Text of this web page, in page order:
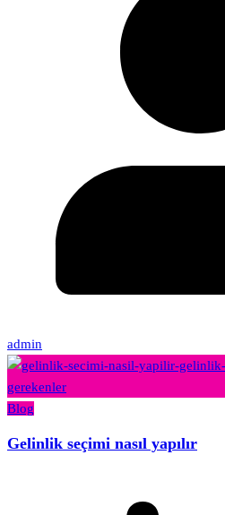
admin
Blog
Gelinlik seçimi nasıl yapılır